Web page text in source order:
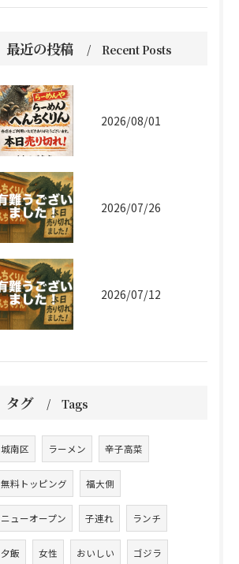
最近の投稿 Recent Posts
2026/08/01
2026/07/26
2026/07/12
タグ Tags
城南区 ラーメン 辛子高菜
無料トッピング 福大側
ニューオープン 子連れ ランチ
夕飯 女性 おいしい ゴジラ